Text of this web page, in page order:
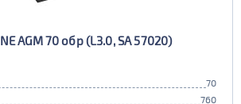
AGM 70 обр (L3.0, SA 57020)
70
760